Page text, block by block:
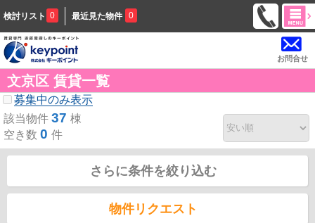
検討リスト 0 最近見た物件 0
お問合せ
文京区 賃貸一覧
募集中のみ表示
該当物件 37 棟
空き数 0 件
さらに条件を絞り込む
物件リクエスト